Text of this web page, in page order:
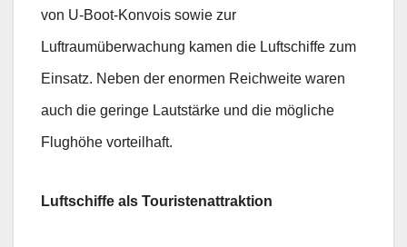
von U-Boot-Konvois sowie zur
Luftraumüberwachung kamen die Luftschiffe zum
Einsatz. Neben der enormen Reichweite waren
auch die geringe Lautstärke und die mögliche
Flughöhe vorteilhaft.
Luftschiffe als Touristenattraktion